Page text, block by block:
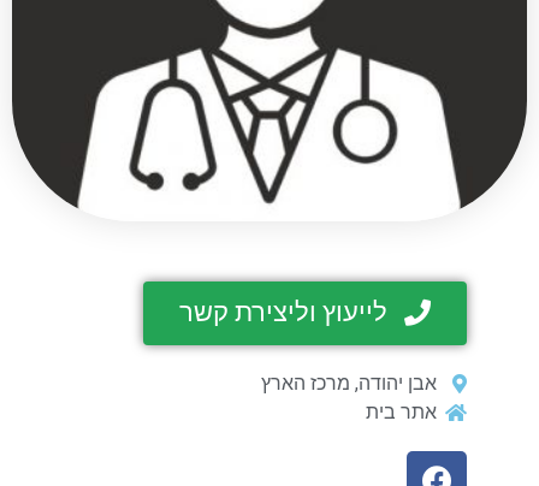
לייעוץ וליצירת קשר
אבן יהודה, מרכז הארץ
אתר בית